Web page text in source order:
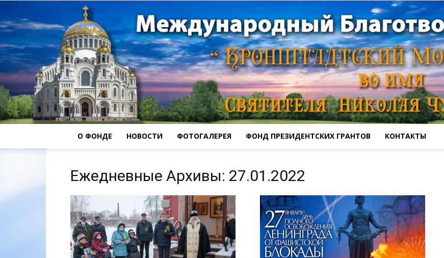
Морской
О ФОНДЕ НОВОСТИ ФОТОГАЛЕРЕЯ ФОНД ПРЕЗИДЕНТСКИХ ГРАНТОВ КОНТАКТЫ
Ежедневные Архивы: 27.01.2022